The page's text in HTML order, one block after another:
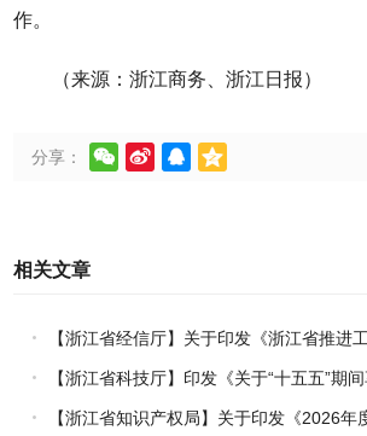
作。
（来源：浙江商务、浙江日报）
分享：    
相关文章
【浙江省经信厅】关于印发《浙江省推进
能融合赋能行动方案》的通知
【浙江省科技厅】印发《关于“十五五”期
进口税收优惠政策的科研机构名单核定的实
【浙江省知识产权局】关于印发《2026年